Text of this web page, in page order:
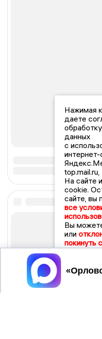
Нажимая
даете
данных
с
На сайте
cookie.
сайте, вы
все
Вы
или
покинуть